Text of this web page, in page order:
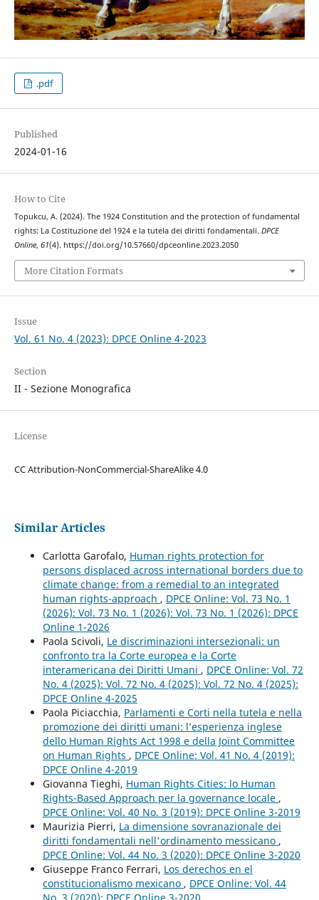
.pdf
Published
2024-01-16
How to Cite
Topukcu, A. (2024). The 1924 Constitution and the protection of fundamental
rights: La Costituzione del 1924 e la tutela dei diritti fondamentali. DPCE
Online, 61(4). https://doi.org/10.57660/dpceonline.2023.2050
More Citation Formats
Issue
Vol. 61 No. 4 (2023): DPCE Online 4-2023
Section
II - Sezione Monografica
License
CC Attribution-NonCommercial-ShareAlike 4.0
Similar Articles
Carlotta Garofalo, Human rights protection for
persons displaced across international borders due to
climate change: from a remedial to an integrated
human rights-approach , DPCE Online: Vol. 73 No. 1
(2026): Vol. 73 No. 1 (2026): Vol. 73 No. 1 (2026): DPCE
Online 1-2026
Paola Scivoli, Le discriminazioni intersezionali: un
confronto tra la Corte europea e la Corte
interamericana dei Diritti Umani , DPCE Online: Vol. 72
No. 4 (2025): Vol. 72 No. 4 (2025): Vol. 72 No. 4 (2025):
DPCE Online 4-2025
Paola Piciacchia, Parlamenti e Corti nella tutela e nella
promozione dei diritti umani: l’esperienza inglese
dello Human Rights Act 1998 e della Joint Committee
on Human Rights , DPCE Online: Vol. 41 No. 4 (2019):
DPCE Online 4-2019
Giovanna Tieghi, Human Rights Cities: lo Human
Rights-Based Approach per la governance locale ,
DPCE Online: Vol. 40 No. 3 (2019): DPCE Online 3-2019
Maurizia Pierri, La dimensione sovranazionale dei
diritti fondamentali nell'ordinamento messicano ,
DPCE Online: Vol. 44 No. 3 (2020): DPCE Online 3-2020
Giuseppe Franco Ferrari, Los derechos en el
constitucionalismo mexicano , DPCE Online: Vol. 44